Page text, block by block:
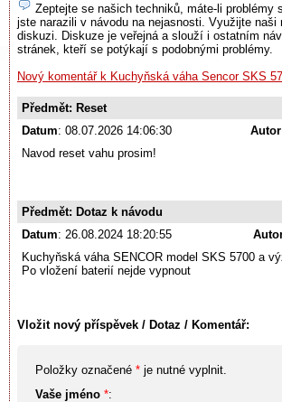
Zeptejte se našich techniků, máte-li problémy
jste narazili v návodu na nejasnosti. Využijte naši
diskuzi. Diskuze je veřejná a slouží i ostatním
stránek, kteří se potýkají s podobnými problémy.
Nový komentář k Kuchyňská váha Sencor SKS
Předmět: Reset
Datum: 08.07.2026 14:06:30 Autor
Navod reset vahu prosim!
Předmět: Dotaz k návodu
Datum: 26.08.2024 18:20:55
Kuchyňská váha SENCOR model SKS 5700 a
Po vložení baterií nejde vypnout
Vložit nový příspěvek / Dotaz / Komentář:
Položky označené * je nutné vyplnit.
Vaše jméno *: